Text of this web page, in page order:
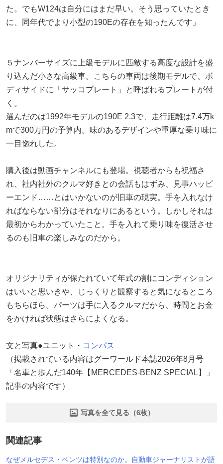
た。でもW124は自分にはまだ早い。そう思っていたとき
に、同年代でより小型の190Eの存在を知ったんです」
５ナンバーサイズに上級モデルに匹敵する高度な設計を盛
り込んだ小さな高級車。こちらの車両は後期モデルで、ボ
ディサイドに「サッコプレート」と呼ばれるプレートが付
く。
選んだのは1992年モデルの190E 2.3で、走行距離は7.4万k
mで300万円の予算内。味のあるデザインや重厚な乗り味に
一目惚れした。
購入後は動画チャンネルにも登場。視聴者からも祝福さ
れ、社内社外のクルマ好きとの会話もはずみ、見事ハッピ
ーエンド……とはいかないのが旧車の現実。手を入れなけ
ればならない部分はそれなりにあるという。しかしそれは
最初からわかっていたこと。手を入れて乗り味を復活させ
るのも旧車の楽しみなのだから。
オリジナリティが保たれていて年式の割にコンディション
はいいと思いきや、じっくりと観察すると気になるところ
もちらほら。パーツは手に入るクルマだから、時間とお金
をかければ状態はさらによくなる。
文と写真●ユニット・ コンパス
（掲載されている内容はグーワールド本誌2026年8月号
「名車と歩んだ140年【MERCEDES-BENZ SPECIAL】」
記事の内容です）
写真を全て見る（6枚）
関連記事
なぜメルセデス・ベンツは特別なのか。自動車ジャーナリストが語